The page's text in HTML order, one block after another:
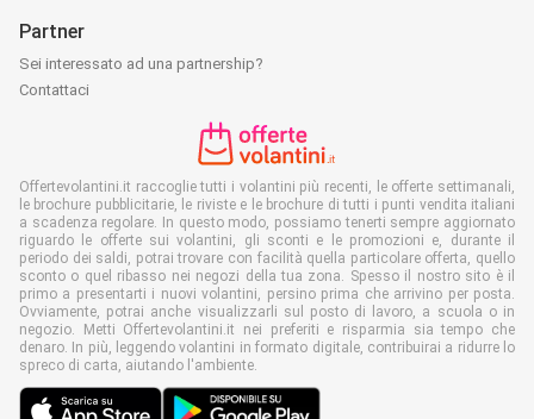
Partner
Sei interessato ad una partnership?
Contattaci
Offertevolantini.it raccoglie tutti i volantini più recenti, le offerte settimanali,
le brochure pubblicitarie, le riviste e le brochure di tutti i punti vendita italiani
a scadenza regolare. In questo modo, possiamo tenerti sempre aggiornato
riguardo le offerte sui volantini, gli sconti e le promozioni e, durante il
periodo dei saldi, potrai trovare con facilità quella particolare offerta, quello
sconto o quel ribasso nei negozi della tua zona. Spesso il nostro sito è il
primo a presentarti i nuovi volantini, persino prima che arrivino per posta.
Ovviamente, potrai anche visualizzarli sul posto di lavoro, a scuola o in
negozio. Metti Offertevolantini.it nei preferiti e risparmia sia tempo che
denaro. In più, leggendo volantini in formato digitale, contribuirai a ridurre lo
spreco di carta, aiutando l'ambiente.